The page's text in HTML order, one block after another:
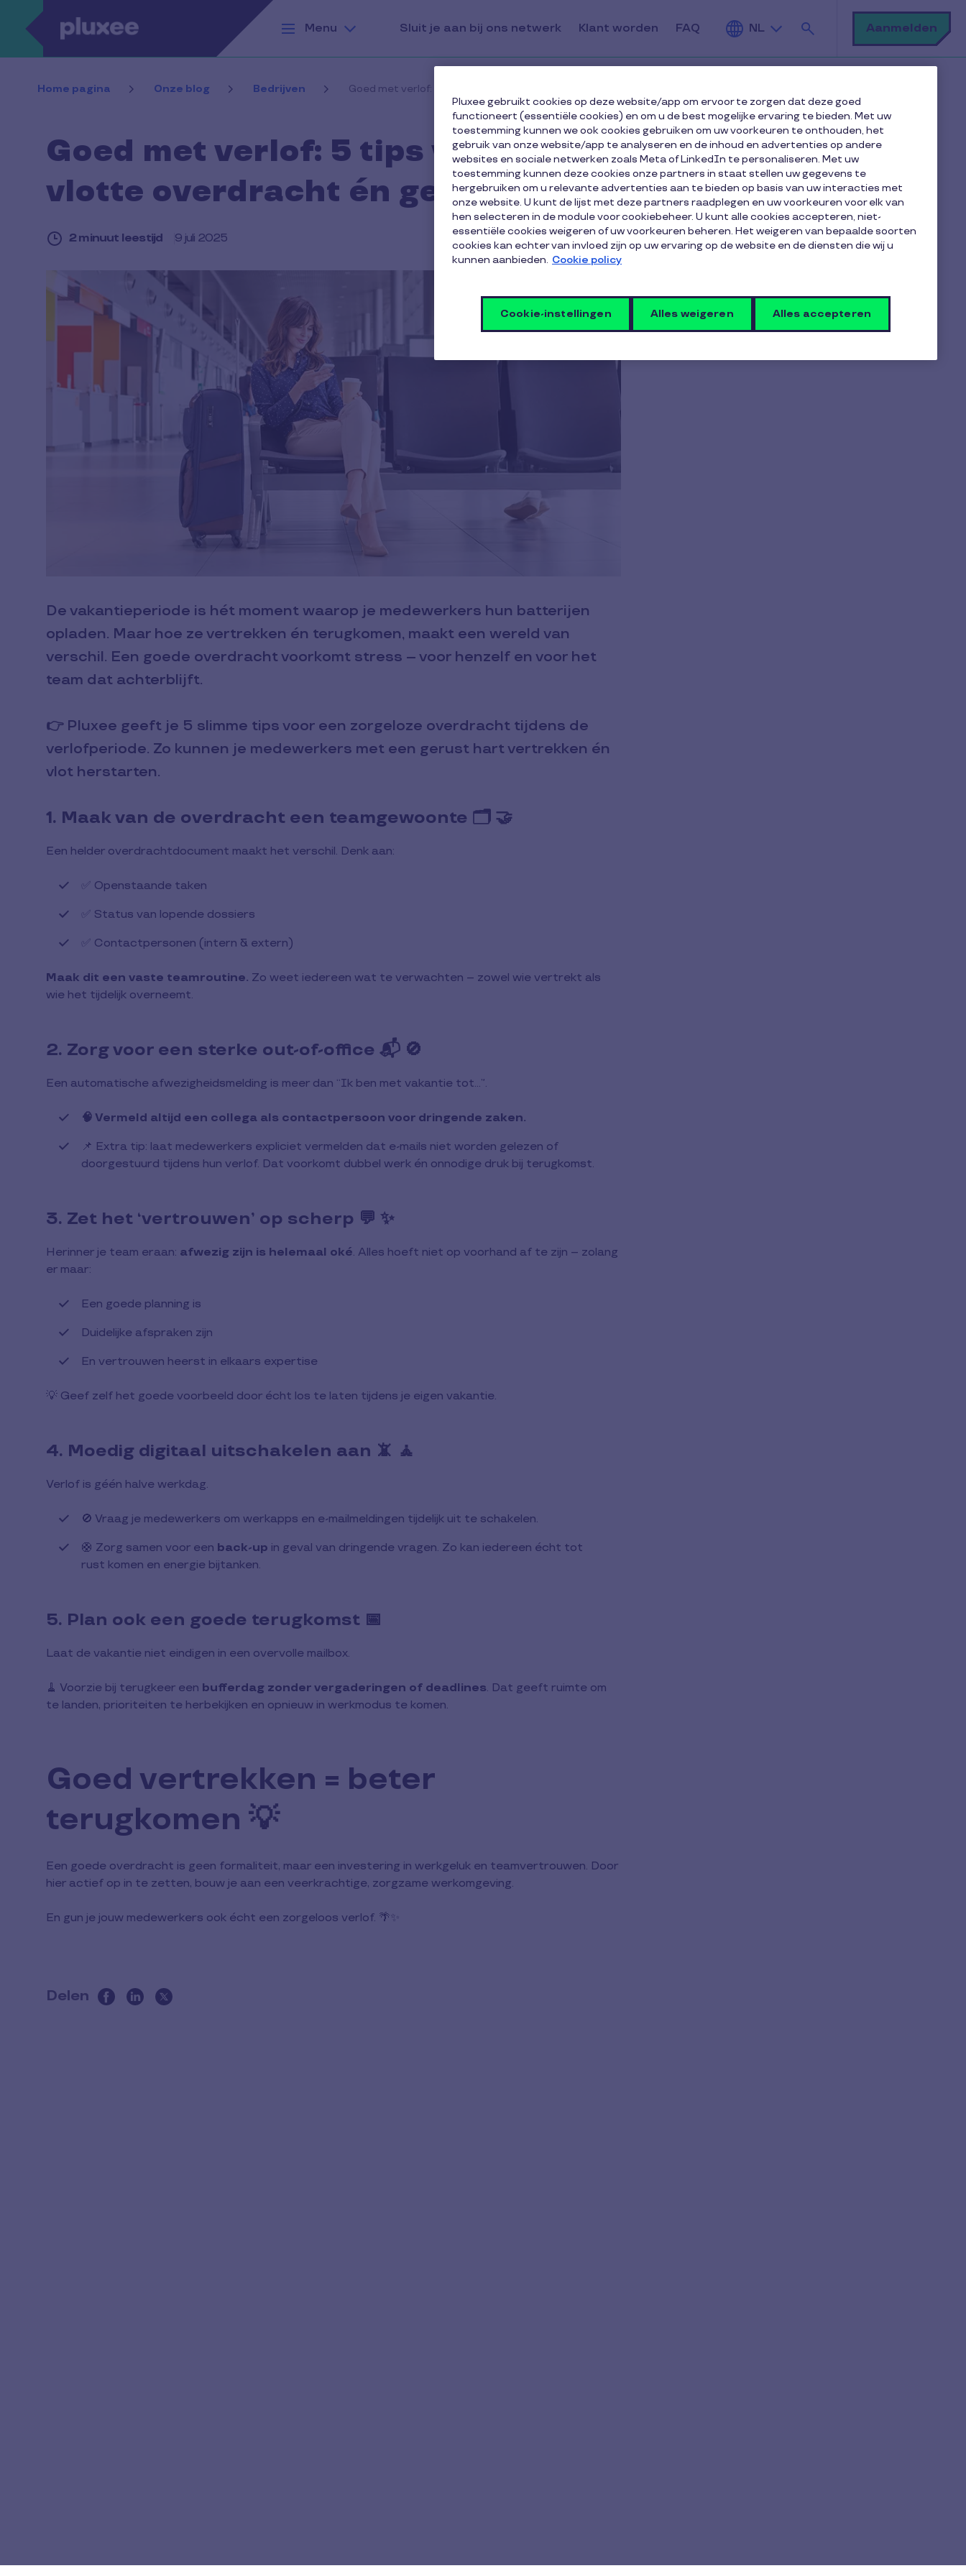
Overslaan en naar de inhoud gaan
Menu
Sluit je aan bij ons netwerk Klant worden FAQ NL
Aanmelden
Home pagina Onze blog Bedrijven Goed met verlof: 5 tips voor een vlotte overdracht én gemoedsrust
Goed met verlof: 5 tips voor een
vlotte overdracht én gemoedsrust
2 minuut leestijd 9 juli 2025
De vakantieperiode is hét moment waarop je medewerkers hun batterijen
opladen. Maar hoe ze vertrekken én terugkomen, maakt een wereld van
verschil. Een goede overdracht voorkomt stress – voor henzelf en voor het
team dat achterblijft.
👉 Pluxee geeft je 5 slimme tips voor een zorgeloze overdracht tijdens de
verlofperiode. Zo kunnen je medewerkers met een gerust hart vertrekken én
vlot herstarten.
1. Maak van de overdracht een teamgewoonte 🗂️ 🤝
Een helder overdrachtdocument maakt het verschil. Denk aan:
✅ Openstaande taken
✅ Status van lopende dossiers
✅ Contactpersonen (intern & extern)
Maak dit een vaste teamroutine. Zo weet iedereen wat te verwachten – zowel wie vertrekt als
wie het tijdelijk overneemt.
2. Zorg voor een sterke out-of-office 📬 🚫
Een automatische afwezigheidsmelding is meer dan “Ik ben met vakantie tot...”.
🧠 Vermeld altijd een collega als contactpersoon voor dringende zaken.
📌 Extra tip: laat medewerkers expliciet vermelden dat e-mails niet worden gelezen of
doorgestuurd tijdens hun verlof. Dat voorkomt dubbel werk én onnodige druk bij terugkomst.
3. Zet het ‘vertrouwen’ op scherp 💬 ✨
Herinner je team eraan: afwezig zijn is helemaal oké. Alles hoeft niet op voorhand af te zijn – zolang
er maar:
Een goede planning is
Duidelijke afspraken zijn
En vertrouwen heerst in elkaars expertise
💡 Geef zelf het goede voorbeeld door écht los te laten tijdens je eigen vakantie.
4. Moedig digitaal uitschakelen aan 📵 🧘
Verlof is géén halve werkdag.
🚫 Vraag je medewerkers om werkapps en e-mailmeldingen tijdelijk uit te schakelen.
🛟 Zorg samen voor een back-up in geval van dringende vragen. Zo kan iedereen écht tot
rust komen en energie bijtanken.
5. Plan ook een goede terugkomst 📅
Laat de vakantie niet eindigen in een overvolle mailbox.
🧹 Voorzie bij terugkeer een bufferdag zonder vergaderingen of deadlines. Dat geeft ruimte om
te landen, prioriteiten te herbekijken en opnieuw in werkmodus te komen.
Goed vertrekken = beter
terugkomen 💡
Een goede overdracht is geen formaliteit, maar een investering in werkgeluk en teamvertrouwen. Door
hier actief op in te zetten, bouw je aan een veerkrachtige, zorgzame werkomgeving.
En gun je jouw medewerkers ook écht een zorgeloos verlof. 🌴✨
Delen
this
Samenvatting
1. Maak van de overdracht een
teamgewoonte 🗂️ 🤝
2. Zorg voor een sterke out-of-office 📬 🚫
3. Zet het ‘vertrouwen’ op scherp 💬 ✨
Goed vertrekken = beter terugkomen 💡
Pluxee gebruikt cookies op deze website/app om ervoor te zorgen dat deze goed
functioneert (essentiële cookies) en om u de best mogelijke ervaring te bieden. Met uw
toestemming kunnen we ook cookies gebruiken om uw voorkeuren te onthouden, het
gebruik van onze website/app te analyseren en de inhoud en advertenties op andere
websites en sociale netwerken zoals Meta of LinkedIn te personaliseren. Met uw
toestemming kunnen deze cookies onze partners in staat stellen uw gegevens te
hergebruiken om u relevante advertenties aan te bieden op basis van uw interacties met
onze website. U kunt de lijst met deze partners raadplegen en uw voorkeuren voor elk van
hen selecteren in de module voor cookiebeheer. U kunt alle cookies accepteren, niet-
essentiële cookies weigeren of uw voorkeuren beheren. Het weigeren van bepaalde soorten
cookies kan echter van invloed zijn op uw ervaring op de website en de diensten die wij u
kunnen aanbieden. Cookie policy
Cookie-instellingen Alles weigeren Alles accepteren